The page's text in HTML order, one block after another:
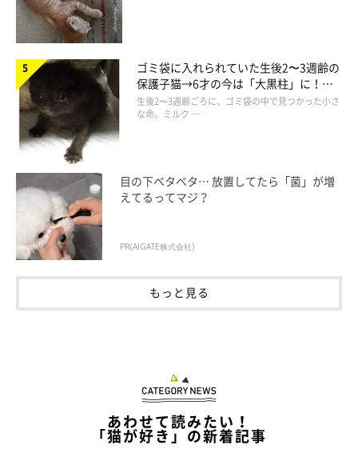
ゴミ袋に入れられていた生後2〜3週齢の
保護子猫→6才の今は「大黒柱」に！
美しい黒猫に成長した姿にグッとくる
生後2〜3週齢ごろに、ゴミ袋の中で見つかった小さ
な命。ミルク …
目の下ベタベタ… 放置してたら「菌」が増
えてるってマジ？
PR(AIGATE株式会社)
もっと見る
あわせて読みたい！
「猫が好き」の新着記事